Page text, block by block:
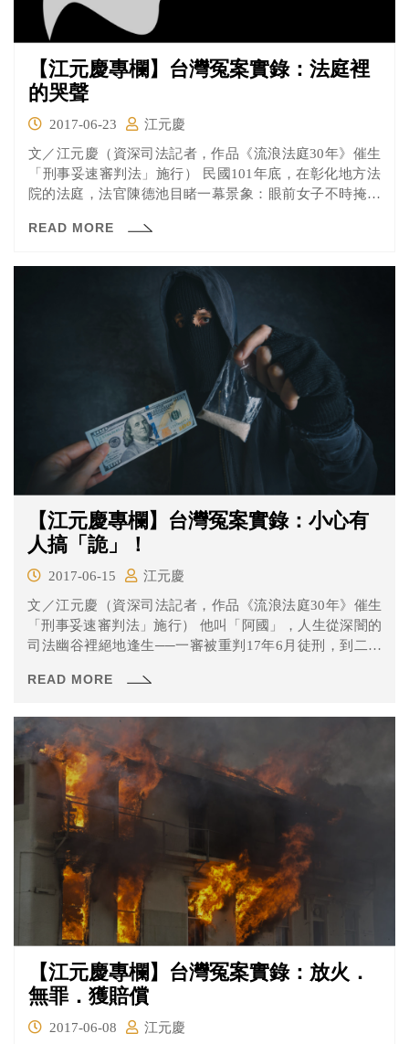
【江元慶專欄】台灣冤案實錄：法庭裡
的哭聲
2017-06-23
江元慶
文／江元慶（資深司法記者，作品《流浪法庭30年》催生
「刑事妥速審判法」施行） 民國101年底，在彰化地方法
院的法庭，法官陳德池目睹一幕景象：眼前女子不時掩面
READ MORE
【江元慶專欄】台灣冤案實錄：小心有
人搞「詭」！
2017-06-15
江元慶
文／江元慶（資深司法記者，作品《流浪法庭30年》催生
「刑事妥速審判法」施行） 他叫「阿國」，人生從深闇的
司法幽谷裡絕地逢生──一審被重判17年6月徒刑，到二審
READ MORE
【江元慶專欄】台灣冤案實錄：放火．
無罪．獲賠償
2017-06-08
江元慶